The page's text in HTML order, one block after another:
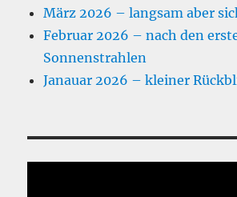
März 2026 – langsam aber
Februar 2026 – nach den
Sonnenstrahlen
Janauar 2026 – kleiner